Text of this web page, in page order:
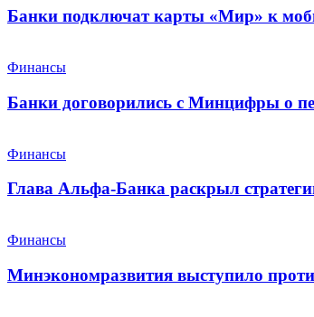
Банки подключат карты «Мир» к
Финансы
Банки договорились с Минцифры о
Финансы
Глава Альфа-Банка раскрыл
Финансы
Минэкономразвития выступило